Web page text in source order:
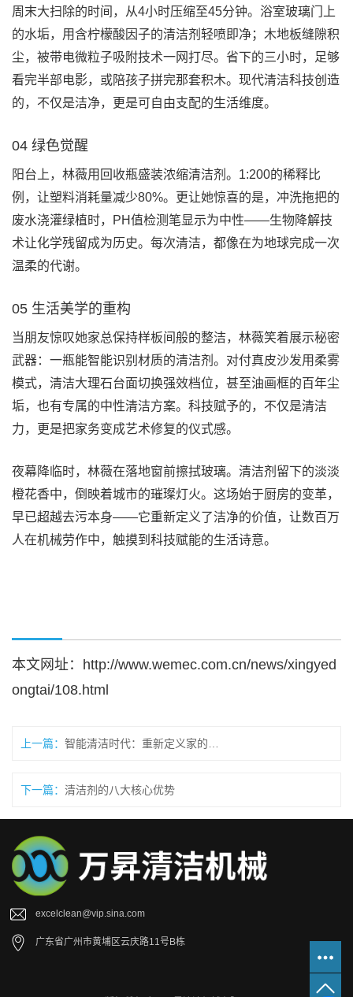
周末大扫除的时间，从4小时压缩至45分钟。浴室玻璃门上
的水垢，用含柠檬酸因子的清洁剂轻喷即净；木地板缝隙积
尘，被带电微粒子吸附技术一网打尽。省下的三小时，足够
看完半部电影，或陪孩子拼完那套积木。现代清洁科技创造
的，不仅是洁净，更是可自由支配的生活维度。
04 绿色觉醒
阳台上，林薇用回收瓶盛装浓缩清洁剂。1:200的稀释比
例，让塑料消耗量减少80%。更让她惊喜的是，冲洗拖把的
废水浇灌绿植时，PH值检测笔显示为中性——生物降解技
术让化学残留成为历史。每次清洁，都像在为地球完成一次
温柔的代谢。
05 生活美学的重构
当朋友惊叹她家总保持样板间般的整洁，林薇笑着展示秘密
武器：一瓶能智能识别材质的清洁剂。对付真皮沙发用柔雾
模式，清洁大理石台面切换强效档位，甚至油画框的百年尘
垢，也有专属的中性清洁方案。科技赋予的，不仅是清洁
力，更是把家务变成艺术修复的仪式感。
夜幕降临时，林薇在落地窗前擦拭玻璃。清洁剂留下的淡淡
橙花香中，倒映着城市的璀璨灯火。这场始于厨房的变革，
早已超越去污本身——它重新定义了洁净的价值，让数百万
人在机械劳作中，触摸到科技赋能的生活诗意。
本文网址： http://www.wemec.com.cn/news/xingyed
ongtai/108.html
上一篇：
下一篇： 清洁剂的八大核心优势
excelclean@vip.sina.com
广东省广州市黄埔区云庆路11号B栋